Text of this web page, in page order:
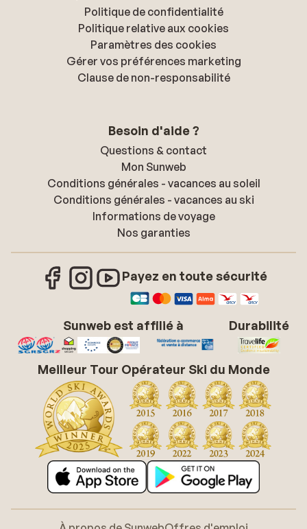
Politique de confidentialité
Politique relative aux cookies
Paramètres des cookies
Gérer vos préférences marketing
Clause de non-responsabilité
Besoin d'aide ?
Questions & contact
Mon Sunweb
Conditions générales - vacances au soleil
Conditions générales - vacances au ski
Informations de voyage
Nos garanties
Payez en toute sécurité
Sunweb est affilié à Durabilité
Meilleur Tour Opérateur Ski du Monde